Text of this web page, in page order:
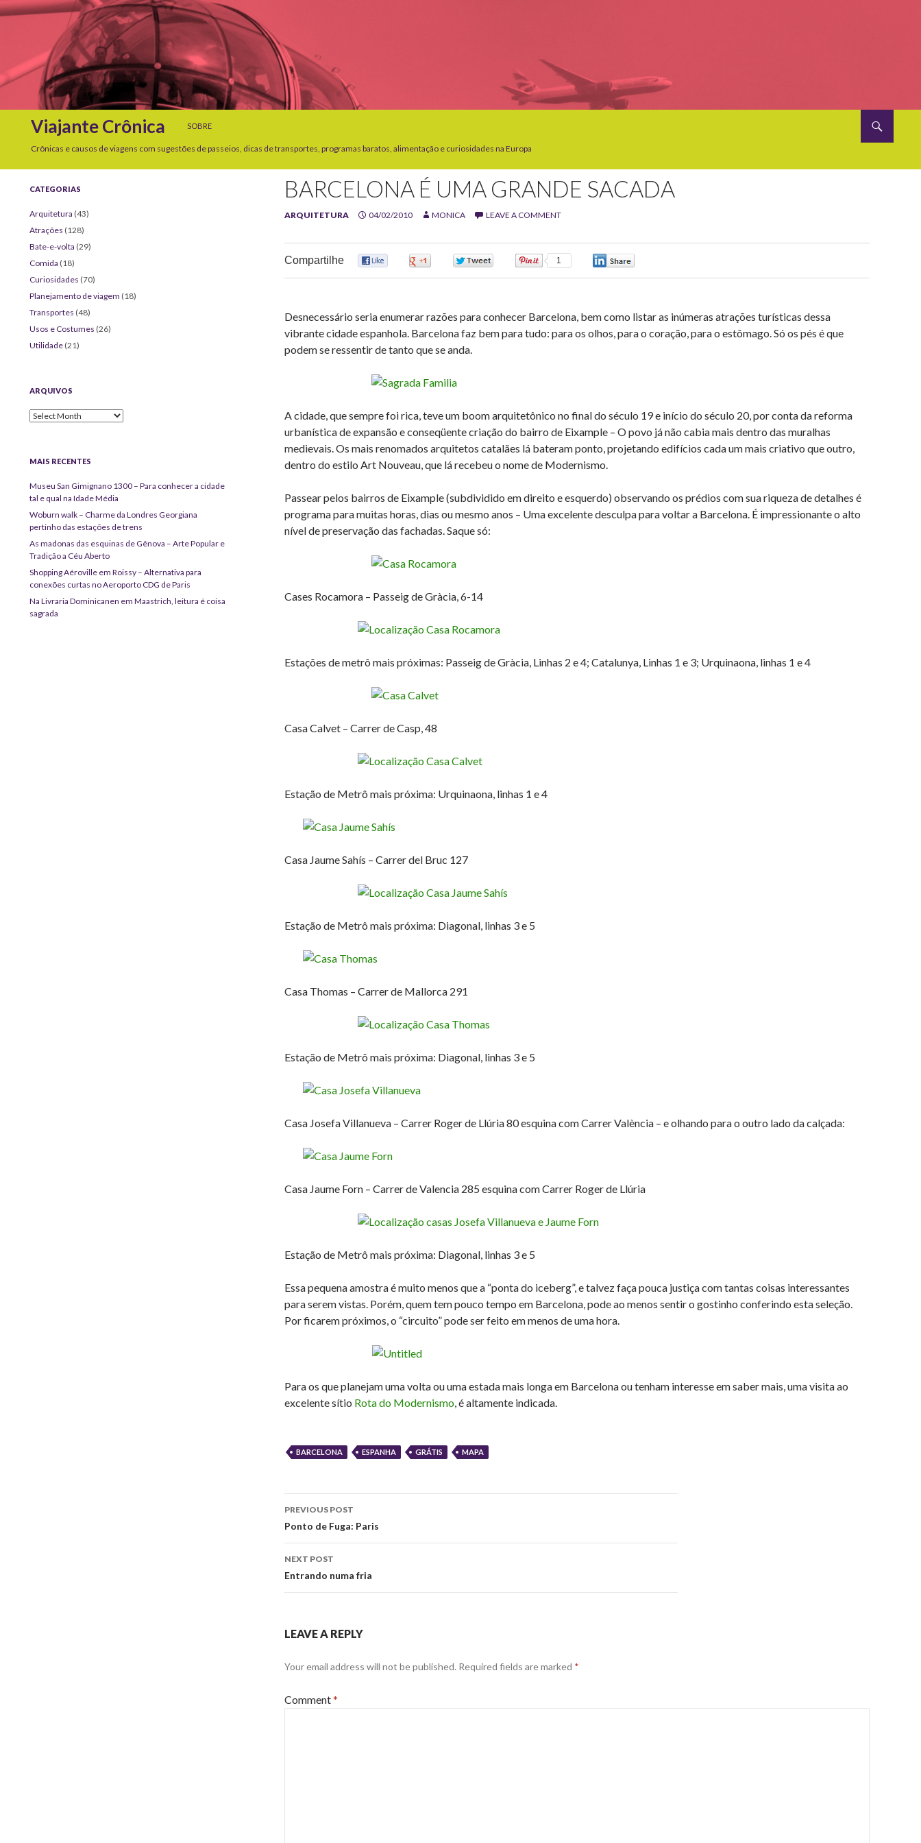
Viajante Crônica
SOBRE
Crônicas e causos de viagens com sugestões de passeios, dicas de transportes, programas baratos, alimentação e curiosidades na Europa
BARCELONA É UMA GRANDE SACADA
ARQUITETURA 04/02/2010 MONICA LEAVE A COMMENT
Compartilhe 1
Desnecessário seria enumerar razões para conhecer Barcelona, bem como listar as inúmeras atrações turísticas dessa
vibrante cidade espanhola. Barcelona faz bem para tudo: para os olhos, para o coração, para o estômago. Só os pés é que
podem se ressentir de tanto que se anda.
A cidade, que sempre foi rica, teve um boom arquitetônico no final do século 19 e início do século 20, por conta da reforma
urbanística de expansão e conseqüente criação do bairro de Eixample – O povo já não cabia mais dentro das muralhas
medievais. Os mais renomados arquitetos catalães lá bateram ponto, projetando edifícios cada um mais criativo que outro,
dentro do estilo Art Nouveau, que lá recebeu o nome de Modernismo.
Passear pelos bairros de Eixample (subdividido em direito e esquerdo) observando os prédios com sua riqueza de detalhes é
programa para muitas horas, dias ou mesmo anos – Uma excelente desculpa para voltar a Barcelona. É impressionante o alto
nível de preservação das fachadas. Saque só:
Cases Rocamora – Passeig de Gràcia, 6-14
Estações de metrô mais próximas: Passeig de Gràcia, Linhas 2 e 4; Catalunya, Linhas 1 e 3; Urquinaona, linhas 1 e 4
Casa Calvet – Carrer de Casp, 48
Estação de Metrô mais próxima: Urquinaona, linhas 1 e 4
Casa Jaume Sahís – Carrer del Bruc 127
Estação de Metrô mais próxima: Diagonal, linhas 3 e 5
Casa Thomas – Carrer de Mallorca 291
Estação de Metrô mais próxima: Diagonal, linhas 3 e 5
Casa Josefa Villanueva – Carrer Roger de Llúria 80 esquina com Carrer València – e olhando para o outro lado da calçada:
Casa Jaume Forn – Carrer de Valencia 285 esquina com Carrer Roger de Llúria
Estação de Metrô mais próxima: Diagonal, linhas 3 e 5
Essa pequena amostra é muito menos que a “ponta do iceberg”, e talvez faça pouca justiça com tantas coisas interessantes
para serem vistas. Porém, quem tem pouco tempo em Barcelona, pode ao menos sentir o gostinho conferindo esta seleção.
Por ficarem próximos, o “circuito” pode ser feito em menos de uma hora.
Para os que planejam uma volta ou uma estada mais longa em Barcelona ou tenham interesse em saber mais, uma visita ao
excelente sítio Rota do Modernismo , é altamente indicada.
BARCELONA ESPANHA GRÁTIS MAPA
Post
navigation
PREVIOUS POST
Ponto de Fuga: Paris
NEXT POST
Entrando numa fria
LEAVE A REPLY
Your email address will not be published. Required fields are marked *
Comment*
CATEGORIAS
Arquitetura (43)
Atrações (128)
Bate-e-volta (29)
Comida (18)
Curiosidades (70)
Planejamento de viagem (18)
Transportes (48)
Usos e Costumes (26)
Utilidade (21)
ARQUIVOS
Arquivos
MAIS RECENTES
Museu San Gimignano 1300 – Para conhecer a cidade
tal e qual na Idade Média
Woburn walk – Charme da Londres Georgiana
pertinho das estações de trens
As madonas das esquinas de Gênova – Arte Popular e
Tradição a Céu Aberto
Shopping Aéroville em Roissy – Alternativa para
conexões curtas no Aeroporto CDG de Paris
Na Livraria Dominicanen em Maastrich, leitura é coisa
sagrada